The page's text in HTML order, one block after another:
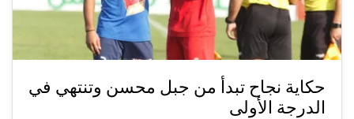
حكاية نجاح تبدأ من جبل محسن وتنتهي في
الدرجة الأولى